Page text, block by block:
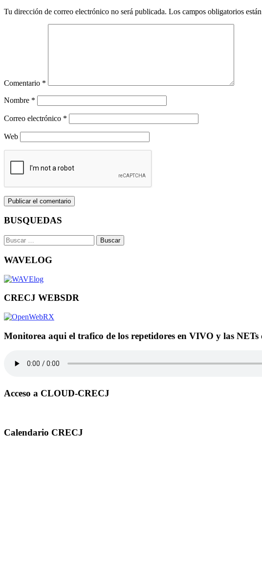
Tu dirección de correo electrónico no será publicada. Los campos obligatorios
Comentario *
Nombre *
Correo electrónico *
Web
BUSQUEDAS
Buscar:
WAVELOG
CRECJ WEBSDR
Monitorea aqui el trafico de los repetidores en VIVO y las NETs
Acceso a CLOUD-CRECJ
Calendario CRECJ